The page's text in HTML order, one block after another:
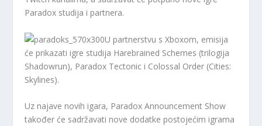
Paradox studija i partnera.
U partnerstvu s Xboxom, emisija
će prikazati igre studija Harebrained Schemes (trilogija
Shadowrun), Paradox Tectonic i Colossal Order (Cities:
Skylines).
Uz najave novih igara, Paradox Announcement Show
također će sadržavati nove dodatke postojećim igrama